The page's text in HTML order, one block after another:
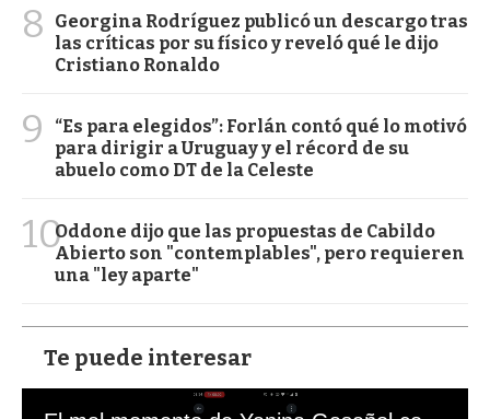
8
Georgina Rodríguez publicó un descargo tras
las críticas por su físico y reveló qué le dijo
Cristiano Ronaldo
9
“Es para elegidos”: Forlán contó qué lo motivó
para dirigir a Uruguay y el récord de su
abuelo como DT de la Celeste
10Oddone dijo que las propuestas de Cabildo
Abierto son "contemplables", pero requieren
una "ley aparte"
Te puede interesar